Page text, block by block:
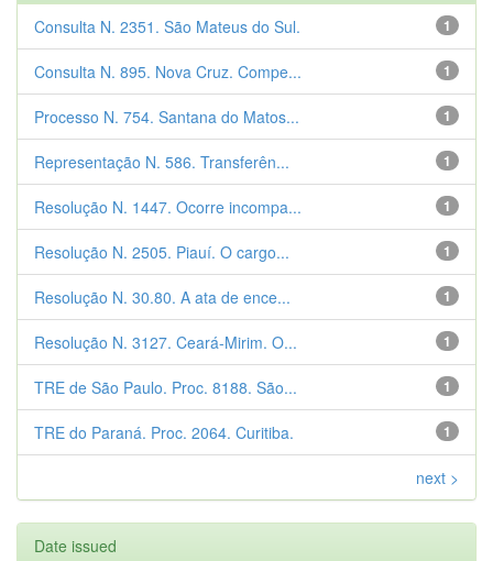
1
Consulta N. 2351. São Mateus do Sul.
1
Consulta N. 895. Nova Cruz. Compe...
1
Processo N. 754. Santana do Matos...
1
Representação N. 586. Transferên...
1
Resolução N. 1447. Ocorre incompa...
1
Resolução N. 2505. Piauí. O cargo...
1
Resolução N. 30.80. A ata de ence...
1
Resolução N. 3127. Ceará-Mirim. O...
1
TRE de São Paulo. Proc. 8188. São...
1
TRE do Paraná. Proc. 2064. Curitiba.
next >
Date issued